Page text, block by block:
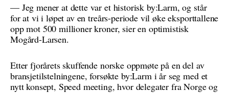
— Jeg mener at dette var et historisk by:Larm, og står
for at vi i løpet av en treårs-periode vil øke eksporttallene
opp mot 500 millioner kroner, sier en optimistisk
Mogård-Larsen.
Etter fjorårets skuffende norske oppmøte på en del av
bransjetilstelningene, forsøkte by:Larm i år seg med et
nytt konsept, Speed meeting, hvor delegater fra Norge og